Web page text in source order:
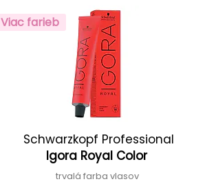
Viac farieb
Schwarzkopf Professional
Igora Royal Color
trvalá farba vlasov